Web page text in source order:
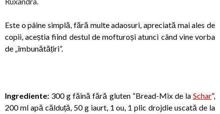
Este o pâine simplă, fără multe adaosuri, apreciată mai ales de
copii, aceștia fiind destul de mofturoși atunci când vine vorba
de „îmbunătățiri”.
Ingrediente: 300 g făină fără gluten “Bread-Mix de la Schar“,
200 ml apă călduță, 50 g iaurt, 1 ou, 1 plic drojdie uscată de la